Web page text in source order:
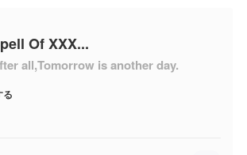
Of XXX...
all,Tomorrow is another day.
る